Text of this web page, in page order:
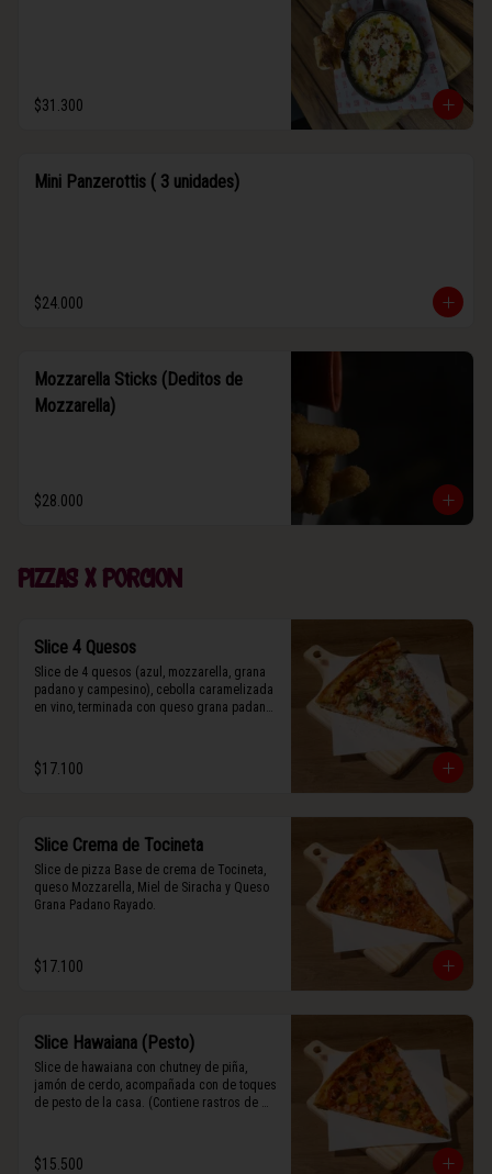
$31.300
Mini Panzerottis ( 3 unidades)
$24.000
Mozzarella Sticks (Deditos de
Mozzarella)
$28.000
Pizzas x porcion
Slice 4 Quesos
Slice de 4 quesos (azul, mozzarella, grana
padano y campesino), cebolla caramelizada
en vino, terminada con queso grana padano
$17.100
Slice Crema de Tocineta
Slice de pizza Base de crema de Tocineta,
queso Mozzarella, Miel de Siracha y Queso
Grana Padano Rayado.
$17.100
Slice Hawaiana (Pesto)
Slice de hawaiana con chutney de piña,
jamón de cerdo, acompañada con de toques
de pesto de la casa. (Contiene rastros de
$15.500